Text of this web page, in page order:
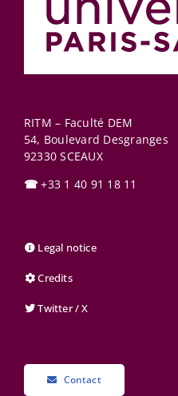
RITM – Faculté DEM
54, Boulevard Desgranges
92330 SCEAUX
☎ +33 1 40 91 18 11
Legal notice
Credits
Twitter / X
Contact